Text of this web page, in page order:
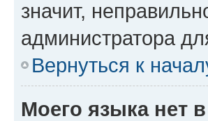
значит,
администратора
Вернуться к
Моего языка нет